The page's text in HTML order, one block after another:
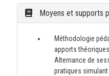
Moyens et supports
Méthodologie
apports
Alternance de
pratiques